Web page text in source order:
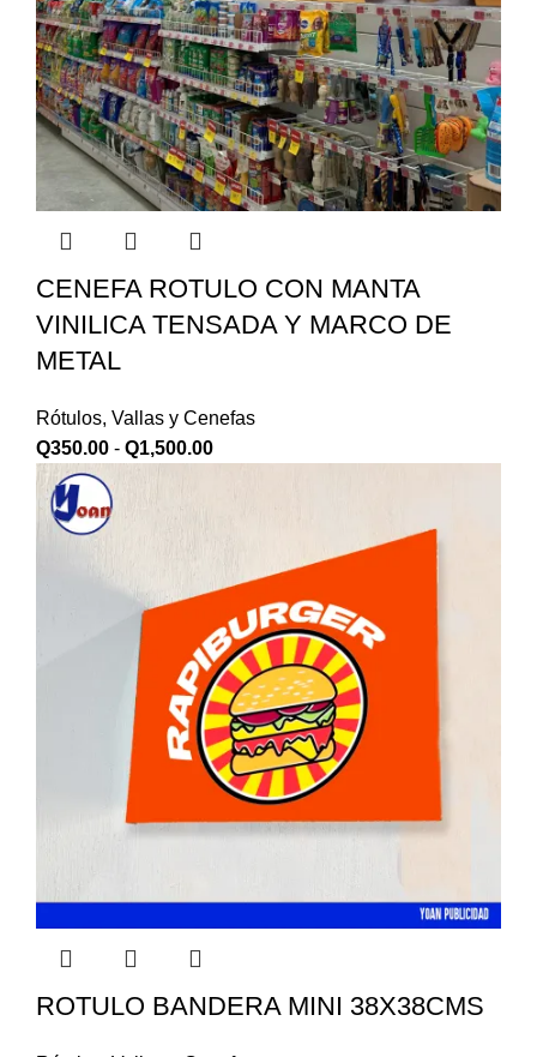
CENEFA ROTULO CON MANTA
VINILICA TENSADA Y MARCO DE
METAL
Rótulos, Vallas y Cenefas
Q350.00 - Q1,500.00
ROTULO BANDERA MINI 38X38CMS